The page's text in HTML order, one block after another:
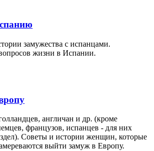
замужества с испанцами.
жизни в Испании.
англичан и др. (кроме
французов, испанцев - для них
Советы и истории женщин, которые
выйти замуж в Европу.